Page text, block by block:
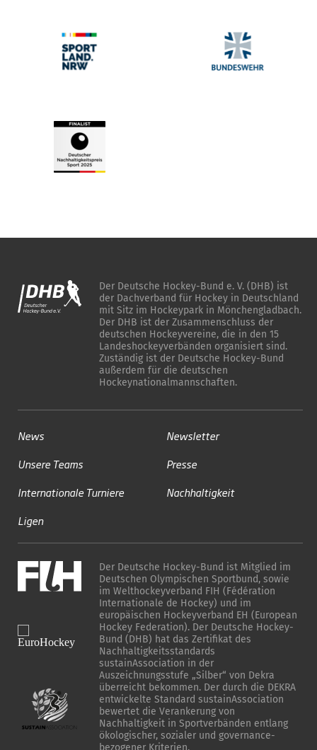
Der Deutsche Hockey-Bund e. V. (DHB) ist
der Dachverband für Hockey in Deutschland
mit Sitz im Hockeypark in Mönchengladbach.
Der DHB ist der Zusammenschluss der
deutschen Hockeyvereine, die in den 15
Landeshockeyverbänden organisiert sind.
Zuständig ist der Deutsche Hockey-Bund
außerdem für die deutschen
Hockeynationalmannschaften.
News
Unsere Teams
Internationale Turniere
Ligen
Newsletter
Presse
Nachhaltigkeit
Der Deutsche Hockey-Bund ist Mitglied im
Deutschen Olympischen Sportbund, sowie
im Welthockeyverband FIH (Fédération
Internationale de Hockey) und im
europäischen Hockeyverband EH (European
Hockey Federation). Der Deutsche Hockey-
Bund (DHB) hat das Zertifikat des
Nachhaltigkeitsstandards
sustainAssociation in der
Auszeichnungsstufe „Silber“ von Dekra
überreicht bekommen. Der durch die DEKRA
entwickelte Standard sustainAssociation
bewertet die Verankerung von
Nachhaltigkeit in Sportverbänden entlang
ökologischer, sozialer und governance-
bezogener Kriterien.